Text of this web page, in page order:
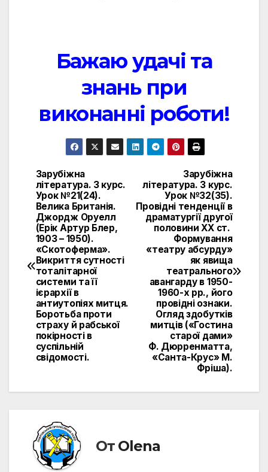
Бажаю удачі та
знань при
виконанні роботи!
Навигация
по
записям
Зарубіжна
література. 3 курс.
Урок №32(35).
Провідні тенденції в
драматургії другої
половини ХХ ст.
Формування
«театру абсурду»
як явища
театрального
авангарду в 1950-
1960-х рр., його
провідні ознаки.
Огляд здобутків
митців («Гостина
старої дами»
Ф. Дюрренматта,
«Санта-Крус» М.
Фріша).
Зарубіжна
література. 3 курс.
Урок №21(24).
Велика Британія.
Джордж Оруелл
(Ерік Артур Блер,
1903 – 1950).
«Скотоферма».
Викриття сутності
тоталітарної
системи та її
ієрархії в
антиутопіях митця.
Боротьба проти
страху й рабської
покірності в
суспільній
свідомості.
От Olena